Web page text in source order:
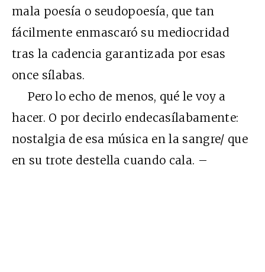
mala poesía o seudopoesía, que tan
fácilmente enmascaró su mediocridad
tras la cadencia garantizada por esas
once sílabas.
Pero lo echo de menos, qué le voy a
hacer. O por decirlo endecasílabamente:
nostalgia de esa música en la sangre/ que
en su trote destella cuando cala. –